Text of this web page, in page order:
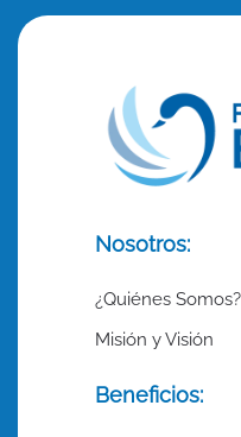
Nosotros:
¿Quiénes Somos?
Misión y Visión
Beneficios: